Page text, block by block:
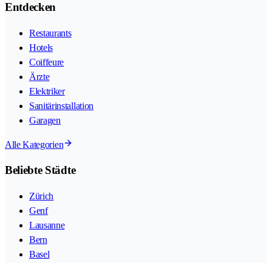
Entdecken
Restaurants
Hotels
Coiffeure
Ärzte
Elektriker
Sanitärinstallation
Garagen
Alle Kategorien
Beliebte Städte
Zürich
Genf
Lausanne
Bern
Basel